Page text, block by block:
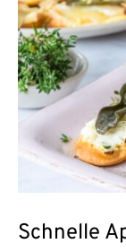
Schnelle